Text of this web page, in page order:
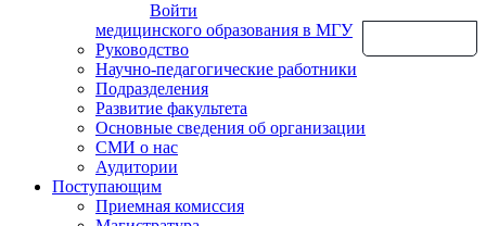
Войти
медицинского образования в МГУ
Руководство
Научно-педагогические работники
Подразделения
Развитие факультета
Основные сведения об организации
СМИ о нас
Аудитории
Поступающим
Приемная комиссия